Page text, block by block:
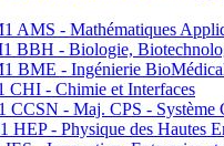
AMS - Mathématiques
BBH - Biologie,
BME - Ingénierie
- Chimie et Interfaces
CCSN - Maj. CPS - Système
HEP - Physique des Hautes